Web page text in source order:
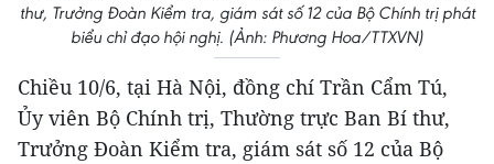
thư, Trưởng Đoàn Kiểm tra, giám sát số 12 của Bộ Chính trị phát
biểu chỉ đạo hội nghị. (Ảnh: Phương Hoa/TTXVN)
Chiều 10/6, tại Hà Nội, đồng chí Trần Cẩm Tú,
Ủy viên Bộ Chính trị, Thường trực Ban Bí thư,
Trưởng Đoàn Kiểm tra, giám sát số 12 của Bộ